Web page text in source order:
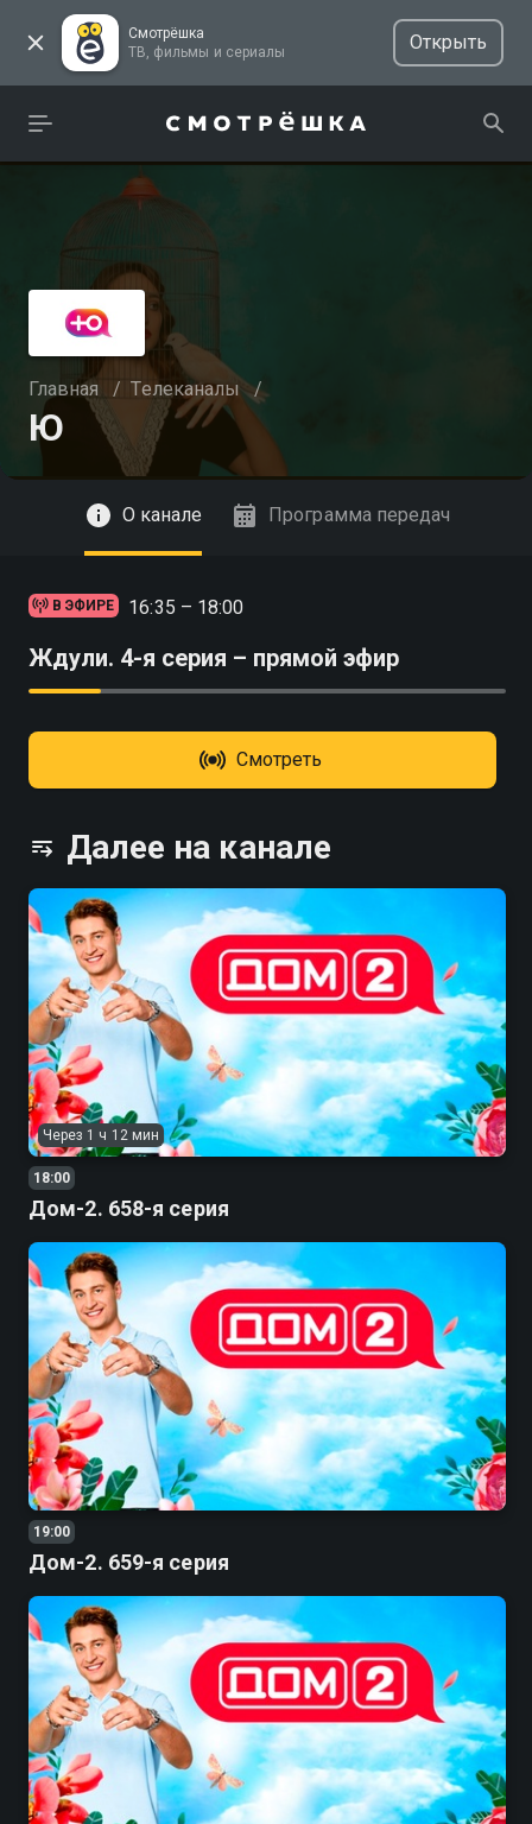
Смотрёшка
ТВ, фильмы и сериалы
Открыть
Главная / Телеканалы /
Ю
Смотреть
О канале Программа передач
В ЭФИРЕ 16:35 – 18:00
Ждули. 4-я серия – прямой эфир
Смотреть
Далее на канале
Через 1 ч 12 мин
18:00
Дом-2. 658-я серия
19:00
Дом-2. 659-я серия